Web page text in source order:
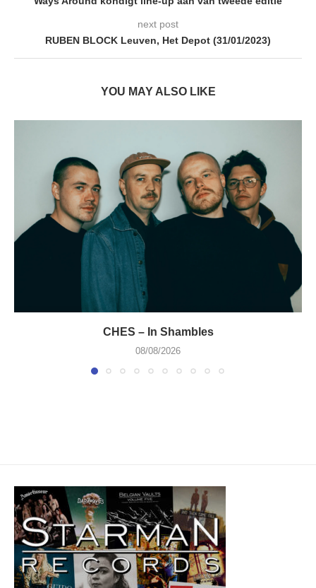
next post
RUBEN BLOCK Leuven, Het Depot (31/01/2023)
YOU MAY ALSO LIKE
CHES – In Shambles
08/08/2026